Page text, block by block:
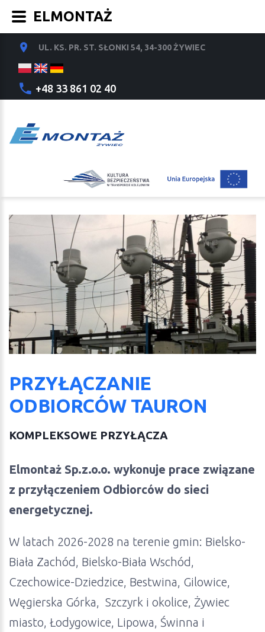
UL. KS. PR. ST. SŁONKI 54, 34-300 ŻYWIEC
+48 33 861 02 40
PRZYŁĄCZANIE
ODBIORCÓW TAURON
KOMPLEKSOWE PRZYŁĄCZA
Elmontaż Sp.z.o.o. wykonuje prace związane
z przyłączeniem Odbiorców do sieci
energetycznej.
W latach 2026-2028 na terenie gmin: Bielsko-
Biała Zachód, Bielsko-Biała Wschód,
Czechowice-Dziedzice, Bestwina, Gilowice,
Węgierska Górka, Szczyrk i okolice, Żywiec
miasto, Łodygowice, Lipowa, Świnna i
ELMONTAŻ